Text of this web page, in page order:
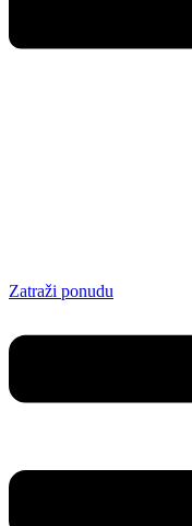
Zatraži ponudu